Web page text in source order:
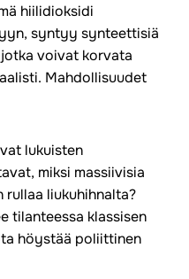
hiilidioksidi
syntyy synteettisiä
voivat korvata
Mahdollisuudet
lukuisten
miksi massiivisia
liukuhihnalta?
tilanteessa klassisen
höystää poliittinen